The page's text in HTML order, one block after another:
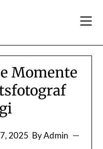
Momente
2025 By Admin